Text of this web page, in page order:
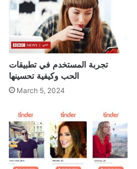
تجربة المستخدم في تطبيقات
الحب وكيفية تحسينها
March 5, 2024